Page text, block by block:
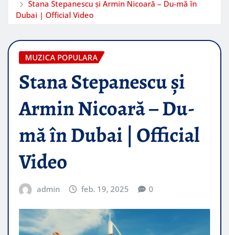
Stana Stepanescu și Armin Nicoară – Du-mă în
Dubai | Official Video
MUZICA POPULARA
Stana Stepanescu și
Armin Nicoară – Du-
mă în Dubai | Official
Video
admin feb. 19, 2025 0